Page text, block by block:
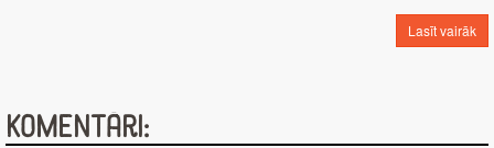
Lasīt vairāk
Komentāri: